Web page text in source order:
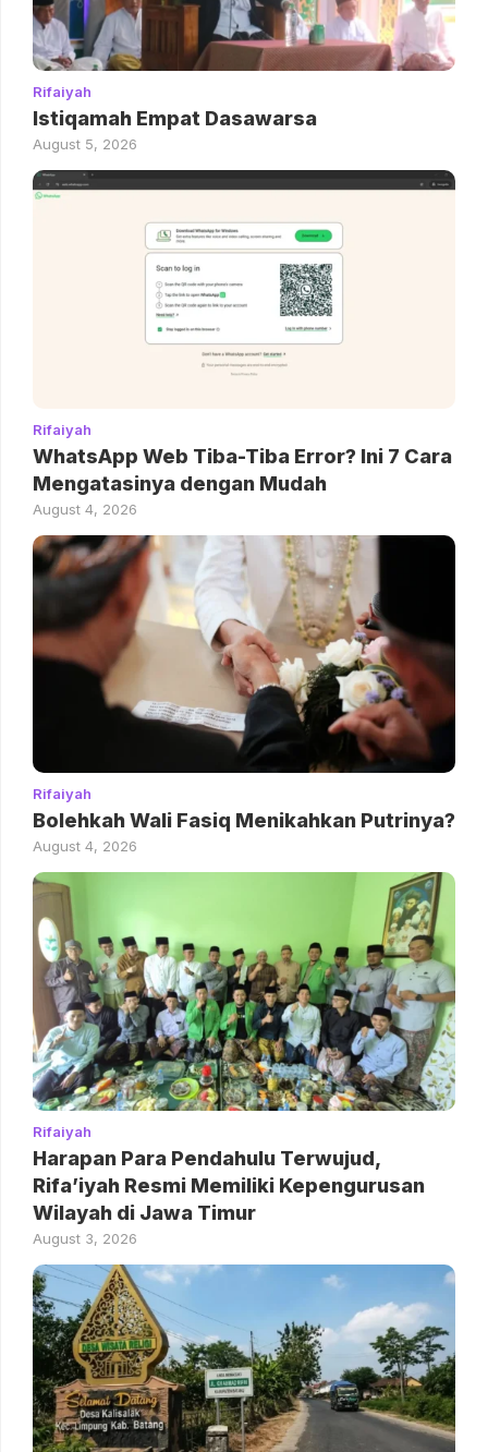
Rifaiyah
Istiqamah Empat Dasawarsa
August 5, 2026
Rifaiyah
WhatsApp Web Tiba-Tiba Error? Ini 7 Cara
Mengatasinya dengan Mudah
August 4, 2026
Rifaiyah
Bolehkah Wali Fasiq Menikahkan Putrinya?
August 4, 2026
Rifaiyah
Harapan Para Pendahulu Terwujud,
Rifa’iyah Resmi Memiliki Kepengurusan
Wilayah di Jawa Timur
August 3, 2026